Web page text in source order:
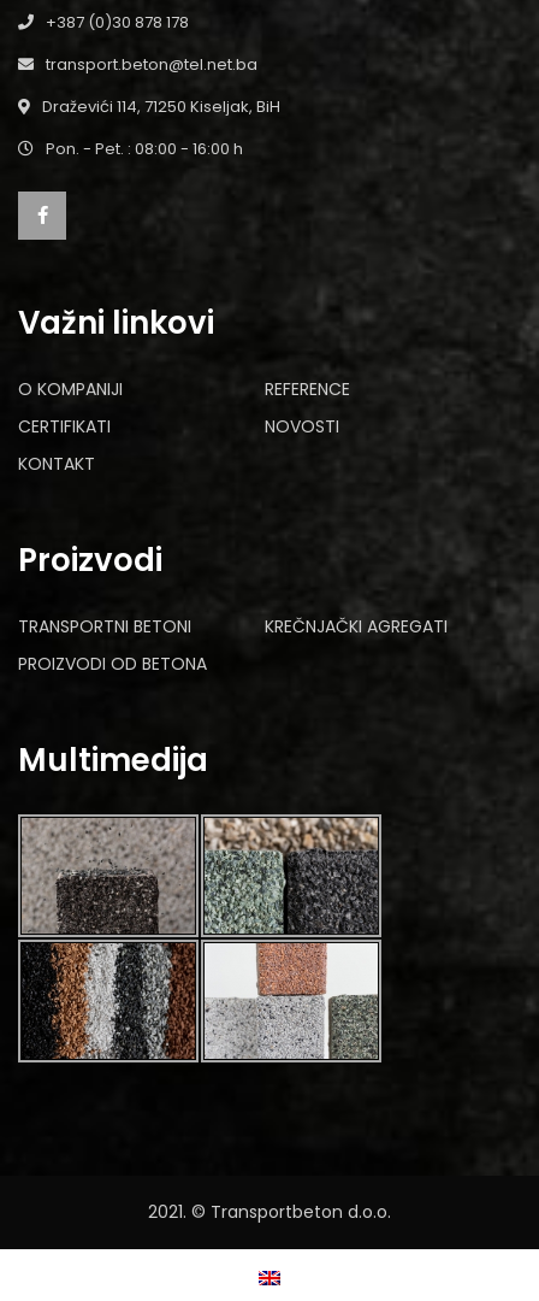
+387 (0)30 878 178
transport.beton@tel.net.ba
Draževići 114, 71250 Kiseljak, BiH
Pon. - Pet. : 08:00 - 16:00 h
Važni linkovi
O KOMPANIJI
REFERENCE
CERTIFIKATI
NOVOSTI
KONTAKT
Proizvodi
TRANSPORTNI BETONI
KREČNJAČKI AGREGATI
PROIZVODI OD BETONA
Multimedija
2021. © Transportbeton d.o.o.